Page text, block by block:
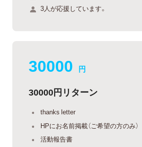
3人が応援しています。
30000 円
30000円リターン
thanks letter
HPにお名前掲載（ご希望の方のみ）
活動報告書